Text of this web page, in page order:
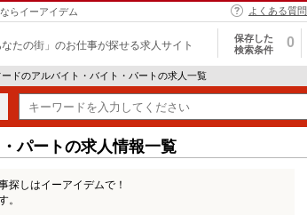
らイーアイデム よくある質問
なたの街」のお仕事が探せる求人サイト
保存した
検索条件
0
ドのアルバイト・バイト・パートの求人一覧
パートの求人情報一覧
探しはイーアイデムで！
。